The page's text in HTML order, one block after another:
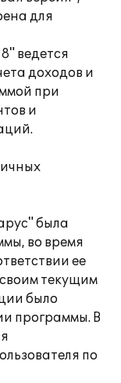
для
ведется
доходов и
при
и
была
во время
ее
текущим
было
программы. В
по